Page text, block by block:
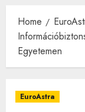
Home
Egyetemen
EuroAstra